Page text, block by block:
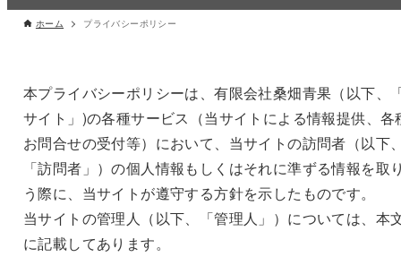
ホーム プライバシーポリシー
本プライバシーポリシーは、有限会社桑畑青果（以下、
サイト」)の各種サービス（当サイトによる情報提供、各
お問合せの受付等）において、当サイトの訪問者（以下
「訪問者」）の個人情報もしくはそれに準ずる情報を取
う際に、当サイトが遵守する方針を示したものです。
当サイトの管理人（以下、「管理人」）については、本
に記載してあります。